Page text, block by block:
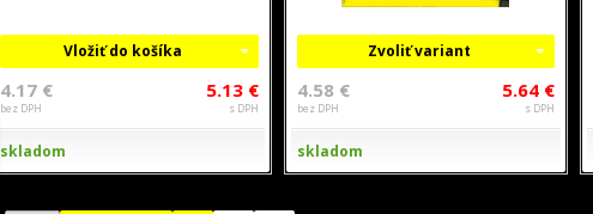
Vložiť do košíka
4.17 €
bez DPH
5.13 €
s DPH
skladom
Zvoliť variant
4.58 €
bez DPH
5.64 €
s DPH
skladom